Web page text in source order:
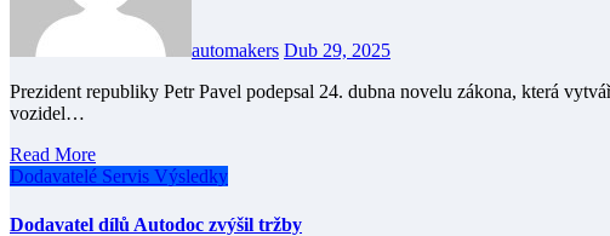
automakers Dub 29, 2025
Prezident republiky Petr Pavel podepsal 24. dubna novelu zákona, která vytváří jasný legislativní rámec pro provoz autonomních
vozidel…
Read More
Dodavatelé Servis Výsledky
Dodavatel dílů Autodoc zvýšil tržby